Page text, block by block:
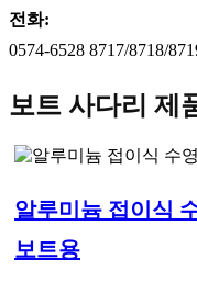
전화:
0574-6528 8717/8718/
보트 사다리 제
알루미늄 접이식
보트용